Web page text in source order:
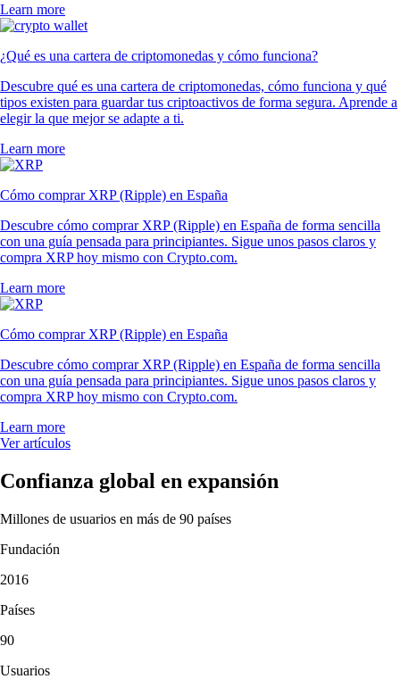
Learn more
¿Qué es una cartera de criptomonedas y cómo funciona?
Descubre qué es una cartera de criptomonedas, cómo funciona y qué
tipos existen para guardar tus criptoactivos de forma segura. Aprende a
elegir la que mejor se adapte a ti.
Learn more
Cómo comprar XRP (Ripple) en España
Descubre cómo comprar XRP (Ripple) en España de forma sencilla
con una guía pensada para principiantes. Sigue unos pasos claros y
compra XRP hoy mismo con Crypto.com.
Learn more
Cómo comprar XRP (Ripple) en España
Descubre cómo comprar XRP (Ripple) en España de forma sencilla
con una guía pensada para principiantes. Sigue unos pasos claros y
compra XRP hoy mismo con Crypto.com.
Learn more
Ver artículos
Confianza global en expansión
Millones de usuarios en más de 90 países
Fundación
2016
Países
90
Usuarios